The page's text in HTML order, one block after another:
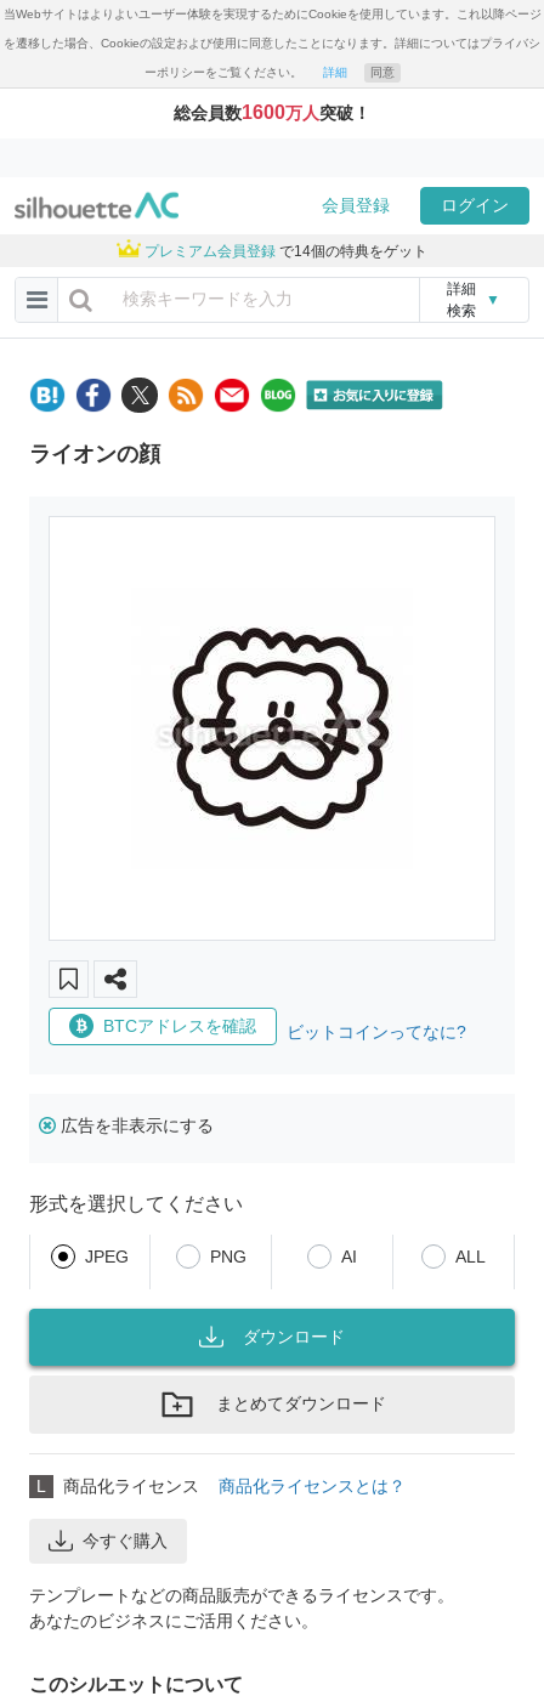
当Webサイトはよりよいユーザー体験を実現するためにCookieを使用しています。これ以降ページ
を遷移した場合、Cookieの設定および使用に同意したことになります。詳細についてはプライバシ
ーポリシーをご覧ください。 詳細 同意
総会員数1600万人突破！
会員登録 ログイン
プレミアム会員登録 で14個の特典をゲット
詳細
検索
▼
ライオンの顔
BTCアドレスを確認 ビットコインってなに?
広告を非表示にする
形式を選択してください
JPEG PNG AI ALL
ダウンロード
まとめてダウンロード
L 商品化ライセンス 商品化ライセンスとは？
今すぐ購入
テンプレートなどの商品販売ができるライセンスです。
あなたのビジネスにご活用ください。
このシルエットについて